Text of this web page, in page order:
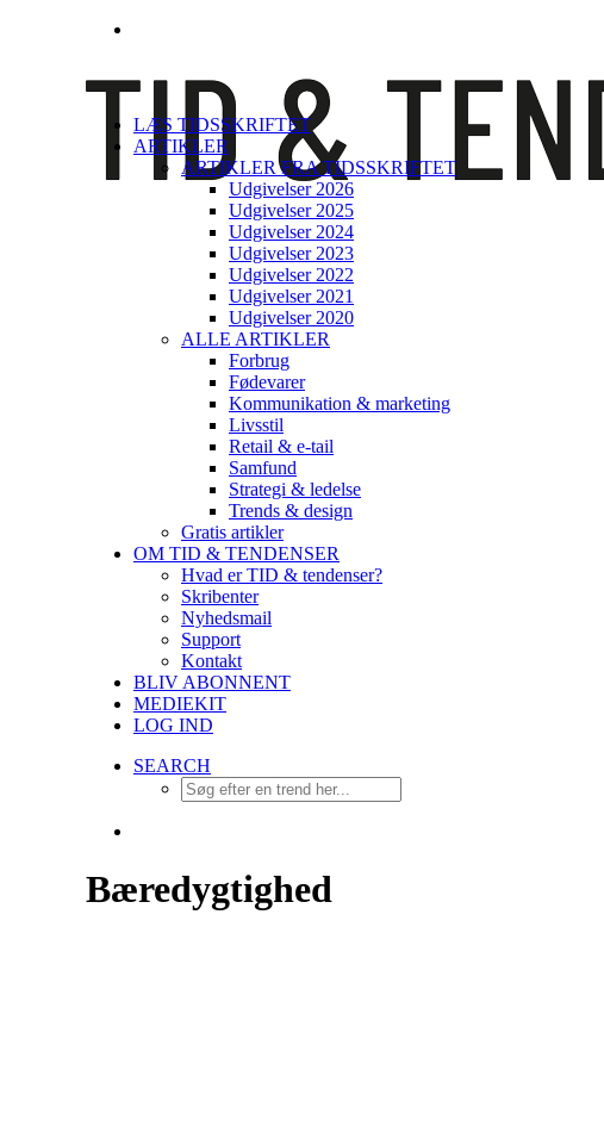
LÆS TIDSSKRIFTET
ARTIKLER
ARTIKLER FRA TIDSSKRIFTET
Udgivelser 2026
Udgivelser 2025
Udgivelser 2024
Udgivelser 2023
Udgivelser 2022
Udgivelser 2021
Udgivelser 2020
ALLE ARTIKLER
Forbrug
Fødevarer
Kommunikation & marketing
Livsstil
Retail & e-tail
Samfund
Strategi & ledelse
Trends & design
Gratis artikler
OM TID & TENDENSER
Hvad er TID & tendenser?
Skribenter
Nyhedsmail
Support
Kontakt
BLIV ABONNENT
MEDIEKIT
LOG IND
SEARCH
Bæredygtighed